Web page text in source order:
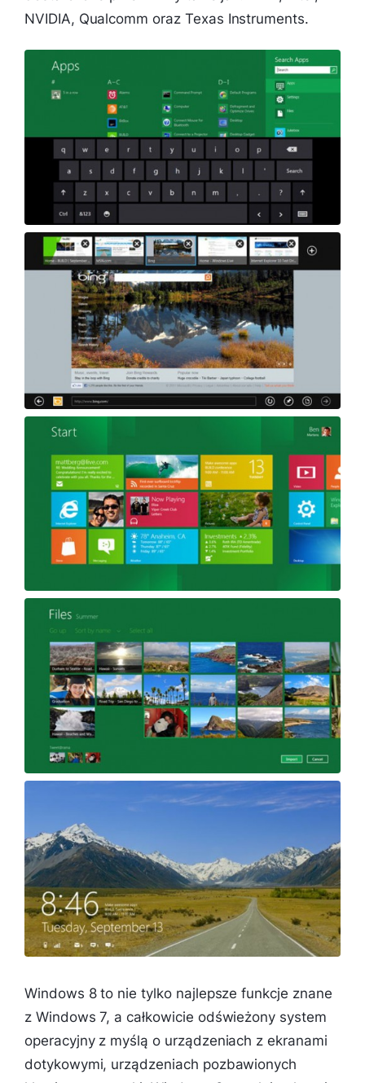
NVIDIA, Qualcomm oraz Texas Instruments.
Windows 8 to nie tylko najlepsze funkcje znane
z Windows 7, a całkowicie odświeżony system
operacyjny z myślą o urządzeniach z ekranami
dotykowymi, urządzeniach pozbawionych